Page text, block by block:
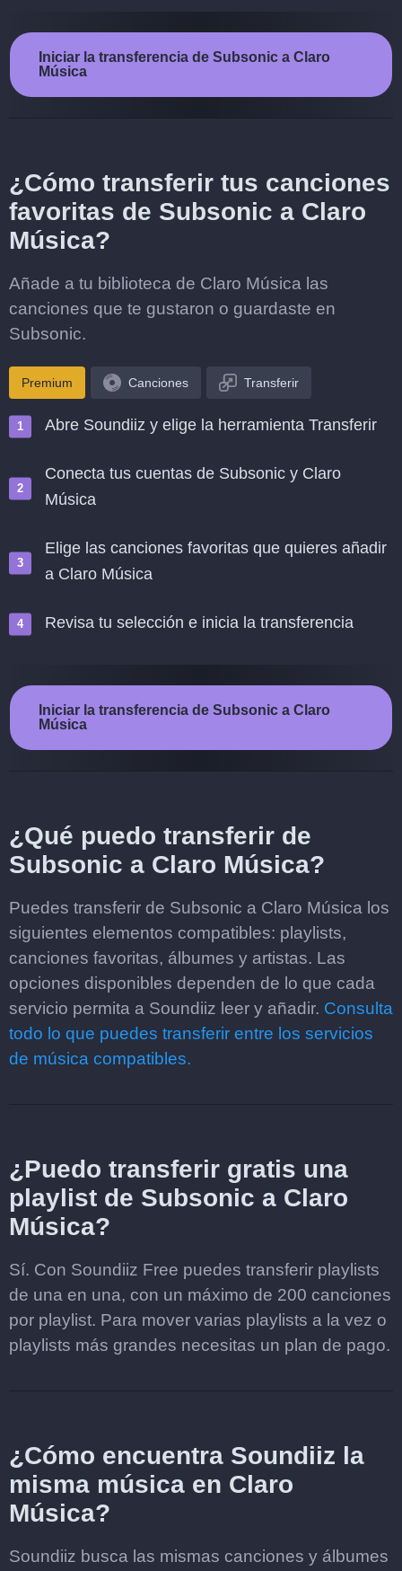
Iniciar la transferencia de Subsonic a Claro
Música
¿Cómo transferir tus canciones
favoritas de Subsonic a Claro
Música?
Añade a tu biblioteca de Claro Música las
canciones que te gustaron o guardaste en
Subsonic.
Premium Canciones Transferir
Abre Soundiiz y elige la herramienta Transferir
Conecta tus cuentas de Subsonic y Claro
Música
Elige las canciones favoritas que quieres añadir
a Claro Música
Revisa tu selección e inicia la transferencia
Iniciar la transferencia de Subsonic a Claro
Música
¿Qué puedo transferir de
Subsonic a Claro Música?
Puedes transferir de Subsonic a Claro Música los
siguientes elementos compatibles: playlists,
canciones favoritas, álbumes y artistas. Las
opciones disponibles dependen de lo que cada
servicio permita a Soundiiz leer y añadir. Consulta
todo lo que puedes transferir entre los servicios
de música compatibles.
¿Puedo transferir gratis una
playlist de Subsonic a Claro
Música?
Sí. Con Soundiiz Free puedes transferir playlists
de una en una, con un máximo de 200 canciones
por playlist. Para mover varias playlists a la vez o
playlists más grandes necesitas un plan de pago.
¿Cómo encuentra Soundiiz la
misma música en Claro
Música?
Soundiiz busca las mismas canciones y álbumes